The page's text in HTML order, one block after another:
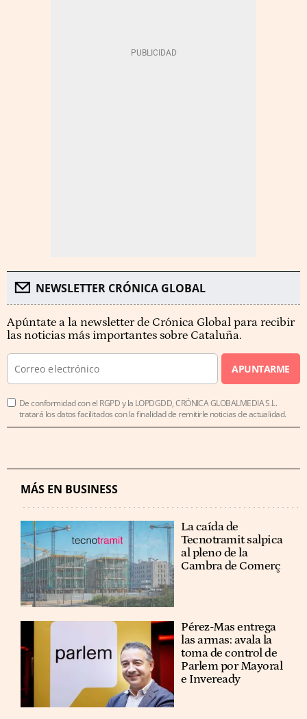
NEWSLETTER CRÓNICA GLOBAL
Apúntate a la newsletter de Crónica Global para recibir
las noticias más importantes sobre Cataluña.
APUNTARME
De conformidad con el RGPD y la LOPDGDD, CRÓNICA GLOBALMEDIA S.L.
tratará los datos facilitados con la finalidad de remitirle noticias de actualidad.
MÁS EN BUSINESS
La caída de
Tecnotramit salpica
al pleno de la
Cambra de Comerç
Pérez-Mas entrega
las armas: avala la
toma de control de
Parlem por Mayoral
e Inveready